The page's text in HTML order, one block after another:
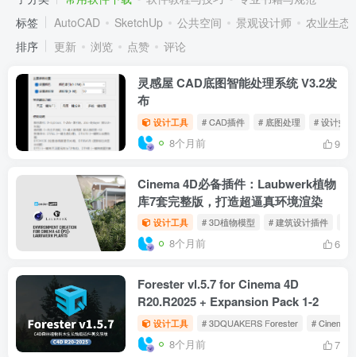
常用软件下载 共68篇
提供 AutoCAD, SketchUp, Lumion, Photoshop, Rhino 等主流景观设计
软件的安装包、汉化补丁及实用插件下载，亲测可用，高速下载。
分类 景观方案与灵感 施工图与节点详图 园林工程与施工
子分类
常用软件下载 软件教程与技巧
专业书籍与规范
标签
AutoCAD SketchUp 公共空间 景观设计师
农业生态
排序
更新 浏览 点赞 评论
灵感屋 CAD底图智能处理系统 V3.2发
布
设计工具 # CAD插件 # 底图处理 # 设计效率
8个月前 9